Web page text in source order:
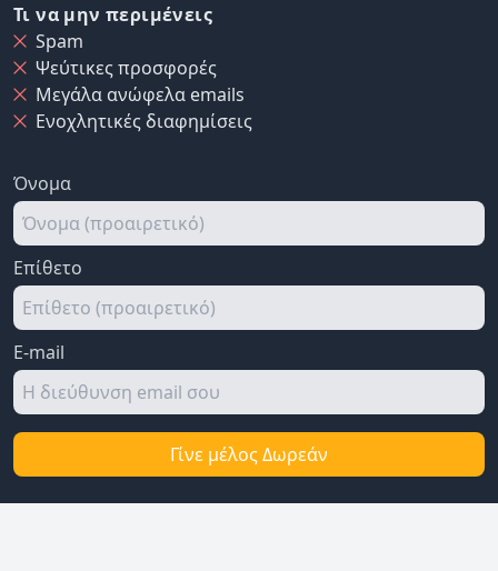
Τι να μην περιμένεις
Spam
Ψεύτικες προσφορές
Μεγάλα ανώφελα emails
Ενοχλητικές διαφημίσεις
Όνομα
Επίθετο
E-mail
Γίνε μέλος Δωρεάν